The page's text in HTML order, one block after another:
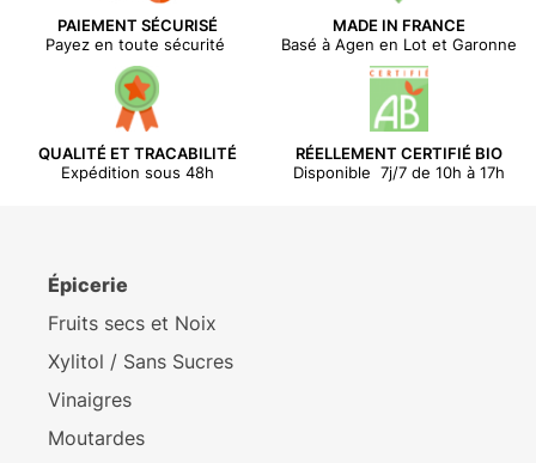
PAIEMENT SÉCURISÉ
Payez en toute sécurité
MADE IN FRANCE
Basé à Agen en Lot et Garonne
QUALITÉ ET TRACABILITÉ
Expédition sous 48h
RÉELLEMENT CERTIFIÉ BIO
Disponible 7j/7 de 10h à 17h
Épicerie
Fruits secs et Noix
Xylitol / Sans Sucres
Vinaigres
Moutardes